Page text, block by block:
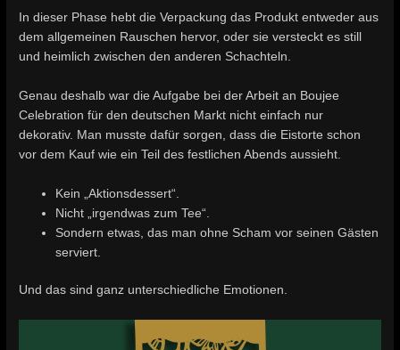
In dieser Phase hebt die Verpackung das Produkt entweder aus
dem allgemeinen Rauschen hervor, oder sie versteckt es still
und heimlich zwischen den anderen Schachteln.
Genau deshalb war die Aufgabe bei der Arbeit an Boujee
Celebration für den deutschen Markt nicht einfach nur
dekorativ. Man musste dafür sorgen, dass die Eistorte schon
vor dem Kauf wie ein Teil des festlichen Abends aussieht.
Kein „Aktionsdessert“.
Nicht „irgendwas zum Tee“.
Sondern etwas, das man ohne Scham vor seinen Gästen
serviert.
Und das sind ganz unterschiedliche Emotionen.